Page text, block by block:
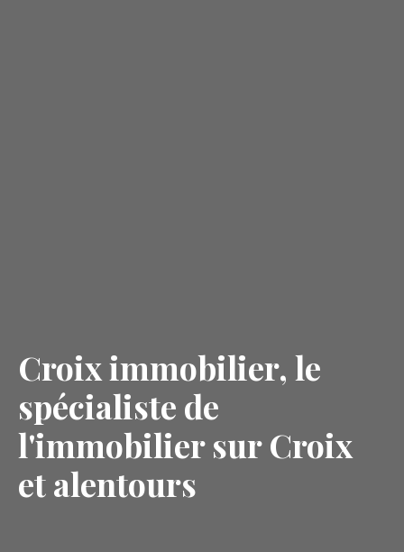
Croix immobilier, le
spécialiste de
l'immobilier sur Croix
et alentours